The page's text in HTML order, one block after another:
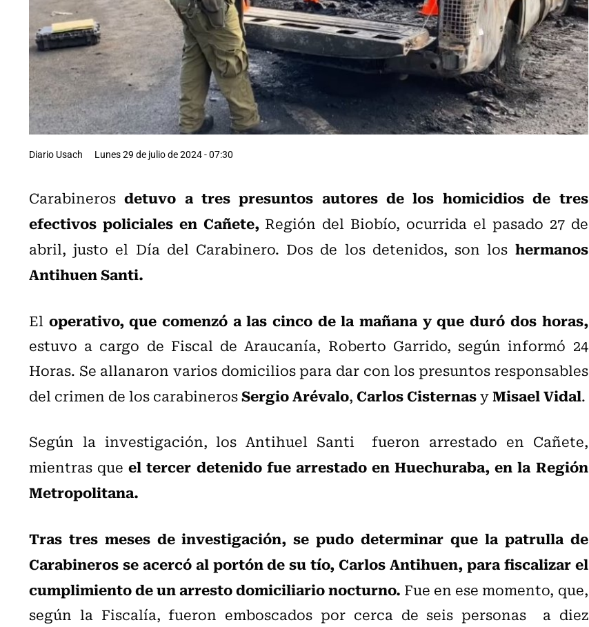
Diario Usach Lunes 29 de julio de 2024 - 07:30
Carabineros detuvo a tres presuntos autores de los homicidios de tres
efectivos policiales en Cañete,Región del Biobío, ocurrida el pasado 27 de
abril, justo el Día del Carabinero. Dos de los detenidos, son los hermanos
Antihuen Santi.
El operativo, que comenzó a las cinco de la mañana y que duró dos horas,
estuvo a cargo de Fiscal de Araucanía, Roberto Garrido, según informó 24
Horas. Se allanaron varios domicilios para dar con los presuntos responsables
del crimen de los carabinerosSergio Arévalo,Carlos CisternasyMisael Vidal.
Según la investigación, los Antihuel Santi fueron arrestado en Cañete,
mientras queel tercer detenido fue arrestado en Huechuraba, en la Región
Metropolitana.
Tras tres meses de investigación, se pudo determinar que la patrulla de
Carabineros se acercó al portónde su tío, Carlos Antihuen, para fiscalizar el
cumplimiento de un arresto domiciliario nocturno. Fue en ese momento, que,
según la Fiscalía, fueron emboscados por cerca de seis personas a diez